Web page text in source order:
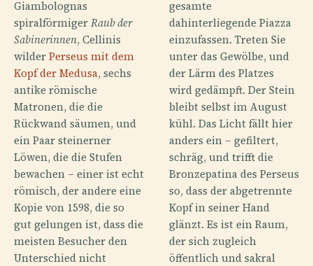
Giambolognas
spiralförmigerRaub der
Sabinerinnen, Cellinis
wilderPerseus mit dem
Kopf der Medusa, sechs
antike römische
Matronen, die die
Rückwand säumen, und
ein Paar steinerner
Löwen, die die Stufen
bewachen – einer ist echt
römisch, der andere eine
Kopie von 1598, die so
gut gelungen ist, dass die
meisten Besucher den
Unterschied nicht
gesamte
dahinterliegende Piazza
einzufassen. Treten Sie
unter das Gewölbe, und
der Lärm des Platzes
wird gedämpft. Der Stein
bleibt selbst im August
kühl. Das Licht fällt hier
anders ein – gefiltert,
schräg, und trifft die
Bronzepatina des Perseus
so, dass der abgetrennte
Kopf in seiner Hand
glänzt. Es ist ein Raum,
der sich zugleich
öffentlich und sakral